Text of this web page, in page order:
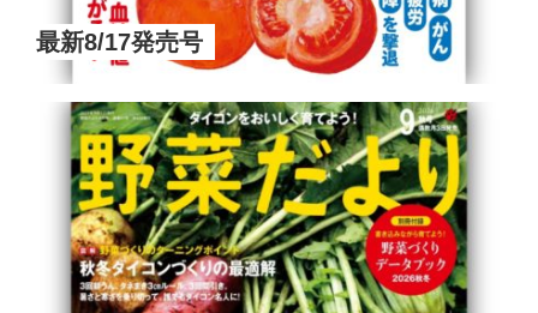
最新8/17発売号